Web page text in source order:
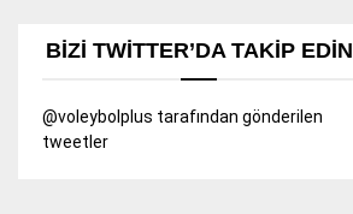
BIZI TWITTER’DA TAKIP EDIN
@voleybolplus tarafından gönderilen
tweetler